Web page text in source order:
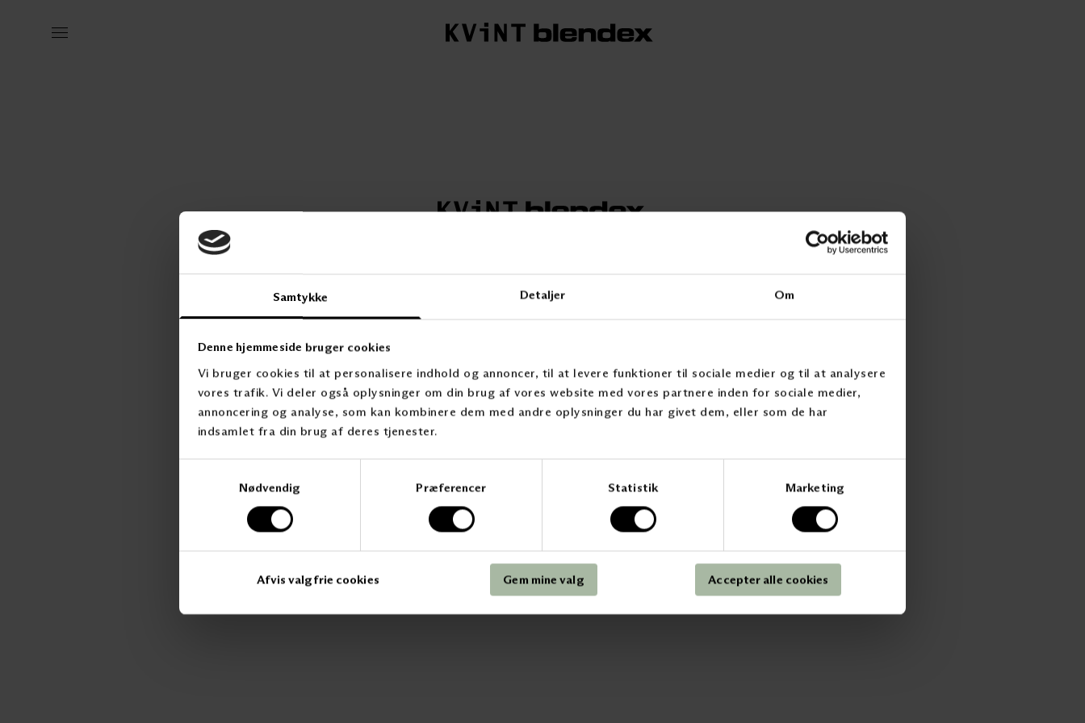
Samtykke Detaljer Om
Denne hjemmeside bruger cookies
Vi bruger cookies til at personalisere indhold og annoncer, til at levere funktioner til sociale medier og til at analysere
vores trafik. Vi deler også oplysninger om din brug af vores website med vores partnere inden for sociale medier,
annoncering og analyse, som kan kombinere dem med andre oplysninger du har givet dem, eller som de har
indsamlet fra din brug af deres tjenester.
Nødvendig
Præferencer Statistik Marketing
Afvis valgfrie cookies Gem mine valg Accepter alle cookies
KONTAKT OSS
post@kvintblendex.no
PRODUKTER &
CASER
Tekstilgardiner
Markiser
Akustikk
KVINTBLENDEX
Besøk vårt showroom
Bærekraft
Kunnskapssenter
Digital Showroom
MEDIER
LinkedIn
Facebook
Pinterest
Code of conduct Informasjonskapselpolitikk Personvernerklæring